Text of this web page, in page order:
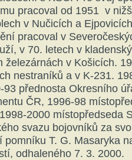
pracoval od 1951 v
v Nučicích a
pracoval v
v 70. letech v
železárnách v Košicích.
nestraníků a v K-231.
přednosta Okresního
ČR, 1996-98
2000 místopředseda
svazu bojovníků za
pomníku T. G. Masaryka
odhaleného 7. 3. 2000.